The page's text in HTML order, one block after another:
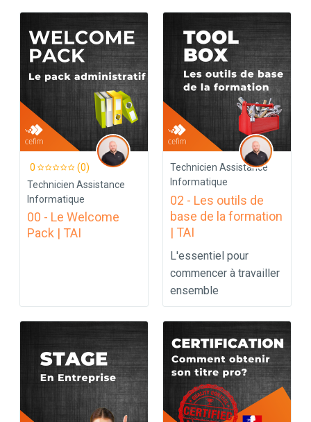
0
(0)
Technicien Assistance
Informatique
00 - Le Welcome
Pack | TAI
Technicien Assistance
Informatique
02 - Les outils de
base de la formation
| TAI
L'essentiel pour
commencer à travailler
ensemble